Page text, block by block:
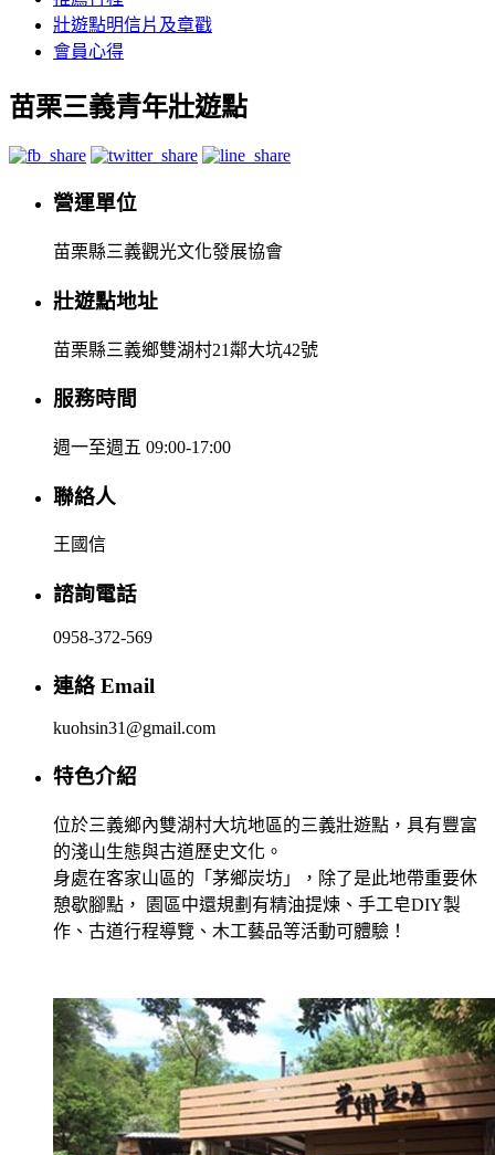
壯遊點明信片及章戳
會員心得
苗栗三義青年壯遊點
營運單位
苗栗縣三義觀光文化發展協會
壯遊點地址
苗栗縣三義鄉雙湖村21鄰大坑42號
服務時間
週一至週五 09:00-17:00
聯絡人
王國信
諮詢電話
0958-372-569
連絡 Email
kuohsin31@gmail.com
特色介紹
位於三義鄉內雙湖村大坑地區的三義壯遊點，具有豐富
的淺山生態與古道歷史文化。
身處在客家山區的「茅鄉炭坊」，除了是此地帶重要休
憩歇腳點， 園區中還規劃有精油提煉、手工皂DIY製
作、古道行程導覽、木工藝品等活動可體驗！